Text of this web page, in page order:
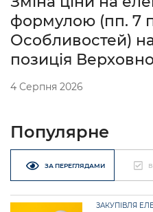
формулою (пп. 7
Особливостей)
позиція
4 Серпня 2026
Популярне
ЗА ПЕРЕГЛЯДАМИ
ЗАКУПІВЛЯ